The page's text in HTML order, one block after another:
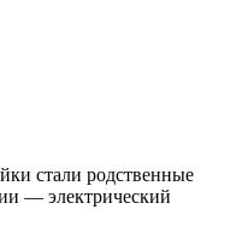
стали родственные
— электрический